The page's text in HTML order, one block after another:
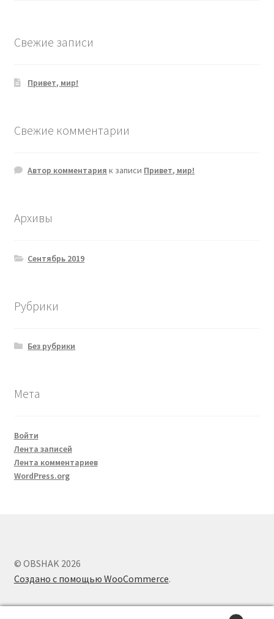
Свежие записи
Привет, мир!
Свежие комментарии
Автор комментария к записи Привет, мир!
Архивы
Сентябрь 2019
Рубрики
Без рубрики
Мета
Войти
Лента записей
Лента комментариев
WordPress.org
© OBSHAK 2026
Создано с помощью WooCommerce.